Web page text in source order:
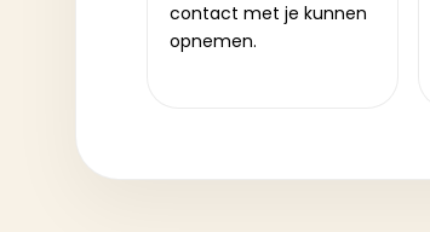
contact met je kunnen
opnemen.